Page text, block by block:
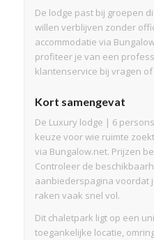
De lodge past bij groepen
willen verblijven zonder
accommodatie via
profiteer je van een
klantenservice bij vragen
Kort samengevat
De Luxury lodge | 6
keuze voor wie ruimte
via Bungalow.net. Prijzen
Controleer de
aanbiederspagina
raken vaak snel vol.
Dit chaletpark ligt op een
toegankelijke locatie,